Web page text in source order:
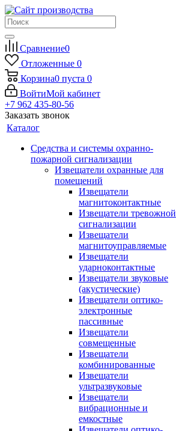
Сравнение0
Отложенные 0
Корзина0 пуста 0
ВойтиМой кабинет
+7 962 435-80-56
Заказать звонок
Каталог
Средства и системы охранно-
пожарной сигнализации
Извещатели охранные для
помещений
Извещатели
магнитоконтактные
Извещатели тревожной
сигнализации
Извещатели
магнитоуправляемые
Извещатели
ударноконтактные
Извещатели звуковые
(акустические)
Извещатели оптико-
электронные
пассивные
Извещатели
совмещенные
Извещатели
комбинированные
Извещатели
ультразвуковые
Извещатели
вибрационные и
емкостные